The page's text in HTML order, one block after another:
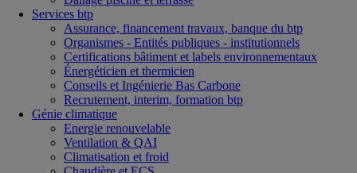
Services btp
Assurance, financement travaux, banque du btp
Organismes - Entités publiques - institutionnels
Certifications bâtiment et labels environnementaux
Énergéticien et thermicien
Conseils et Ingénierie Bas Carbone
Recrutement, interim, formation btp
Génie climatique
Energie renouvelable
Ventilation & QAI
Climatisation et froid